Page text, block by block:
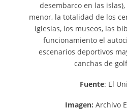
desembarco en las
menor, la totalidad de los
iglesias, los museos, las
funcionamiento el
escenarios deportivos
canchas de
Fuente: El
Imagen: Archivo